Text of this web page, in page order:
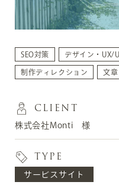
SEO対策 デザイン・UX/UI
制作ディレクション 文
CLIENT
株式会社Monti 様
TYPE
サービスサイト